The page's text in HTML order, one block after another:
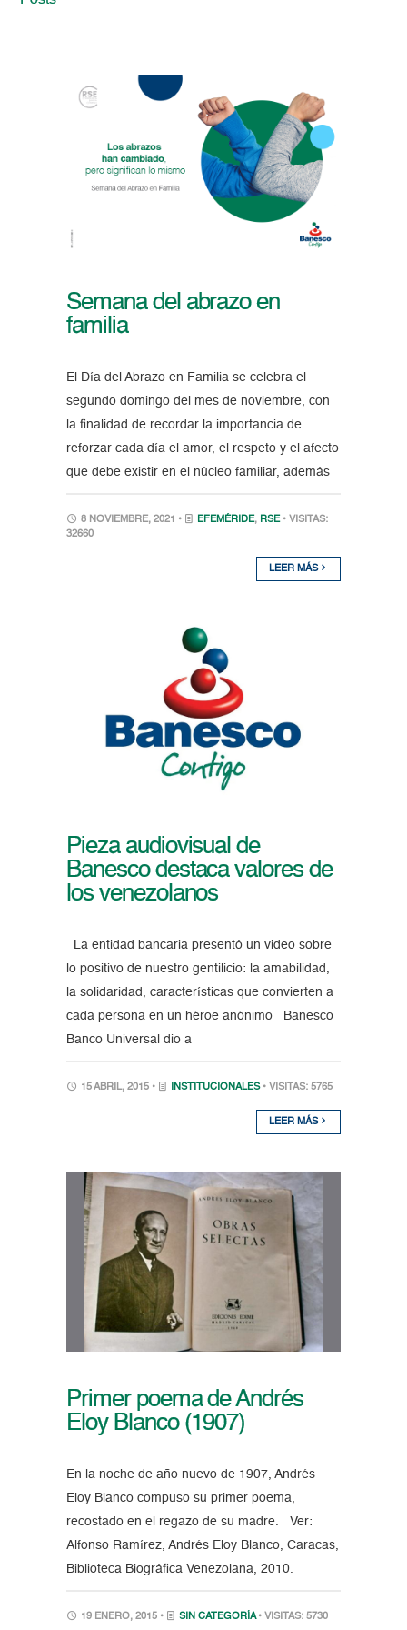
Semana del abrazo en
familia
El Día del Abrazo en Familia se celebra el
segundo domingo del mes de noviembre, con
la finalidad de recordar la importancia de
reforzar cada día el amor, el respeto y el afecto
que debe existir en el núcleo familiar, además
8 NOVIEMBRE, 2021 • EFEMÉRIDE, RSE • VISITAS:
32660
LEER MÁS
Pieza audiovisual de
Banesco destaca valores de
los venezolanos
La entidad bancaria presentó un video sobre
lo positivo de nuestro gentilicio: la amabilidad,
la solidaridad, características que convierten a
cada persona en un héroe anónimo Banesco
Banco Universal dio a
15 ABRIL, 2015 • INSTITUCIONALES • VISITAS: 5765
LEER MÁS
Primer poema de Andrés
Eloy Blanco (1907)
En la noche de año nuevo de 1907, Andrés
Eloy Blanco compuso su primer poema,
recostado en el regazo de su madre. Ver:
Alfonso Ramírez, Andrés Eloy Blanco, Caracas,
Biblioteca Biográfica Venezolana, 2010.
19 ENERO, 2015 • SIN CATEGORÍA • VISITAS: 5730